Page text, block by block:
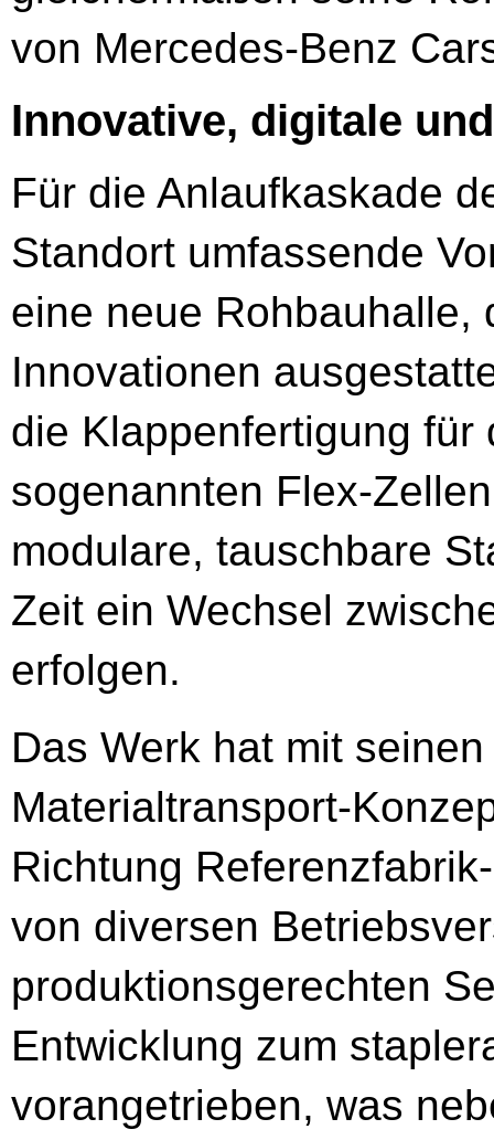
von Mercedes-Benz
Innovative, digitale
Für die Anlaufkaskade
Standort umfassende
eine neue Rohbauhalle,
Innovationen
die Klappenfertigung
sogenannten Flex-
modulare, tauschbare
Zeit ein Wechsel
erfolgen.
Das Werk hat mit
Materialtransport-
Richtung
von diversen
produktionsgerechten
Entwicklung zum
vorangetrieben, was